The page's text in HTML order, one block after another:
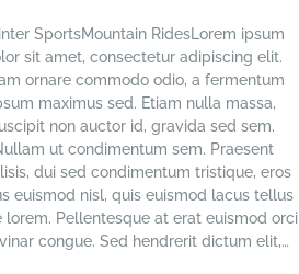
SportsMountain RidesLorem ipsum
sit amet, consectetur adipiscing elit.
ornare commodo odio, a fermentum
maximus sed. Etiam nulla massa,
non auctor id, gravida sed sem.
ut condimentum sem. Praesent
dui sed condimentum tristique, eros
euismod nisl, quis euismod lacus tellus
lorem. Pellentesque at erat euismod orci
congue. Sed hendrerit dictum elit,…